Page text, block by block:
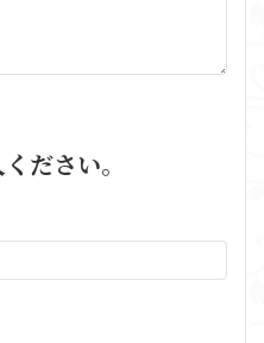
ださい。